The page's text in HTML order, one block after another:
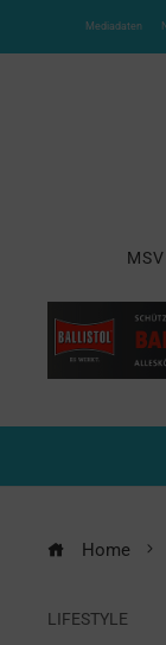
Mediadaten
Home
LIFESTYLE